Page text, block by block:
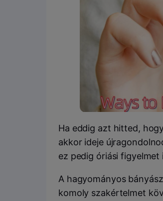
Ha eddig azt hitted,
akkor ideje
ez pedig óriási
A hagyományos
komoly szakértelmet